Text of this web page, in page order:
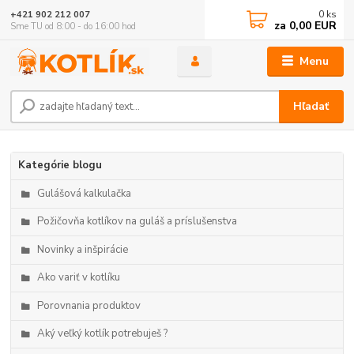
Menu
Hľadať
+421 902 212 007
Sme TU od 8:00 - do 16:00 hod
0 ks
za 0,00 EUR
Kategórie blogu
Gulášová kalkulačka
Požičovňa kotlíkov na guláš a príslušenstva
Novinky a inšpirácie
Ako variť v kotlíku
Porovnania produktov
Aký veľký kotlík potrebuješ ?